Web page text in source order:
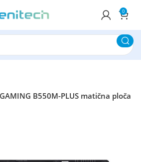
0
GAMING B550M-PLUS matična ploča